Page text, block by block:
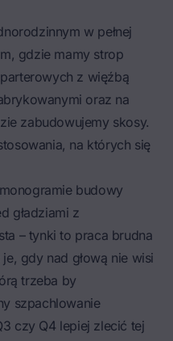
w pełnej
gdzie mamy strop
z więźbą
oraz na
zabudowujemy skosy.
na których się
budowy
gładziami z
– tynki to praca brudna
gdy nad głową nie wisi
trzeba by
szpachlowanie
czy Q4 lepiej zlecić tej